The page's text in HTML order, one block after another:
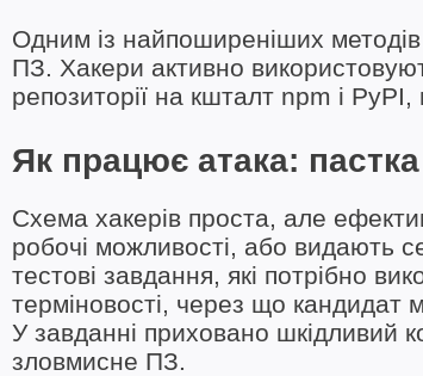
Одним із найпоширеніших
ПЗ. Хакери активно
репозиторії на кшталт npm і
Як працює атака:
Схема хакерів проста, але
робочі можливості, або видають
тестові завдання, які потрібно
терміновості, через що кандидат
У завданні приховано шкідливий
зловмисне ПЗ.